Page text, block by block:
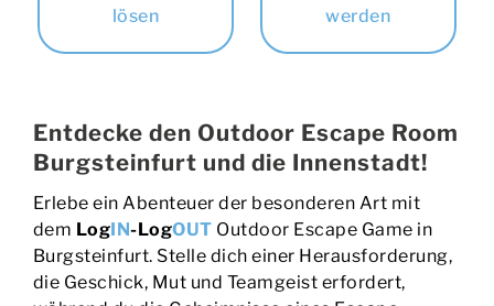
Burgsteinfurt und die Innenstadt!
Erlebe ein Abenteuer der besonderen Art mit
Burgsteinfurt. Stelle dich einer Herausforderung,
die Geschick, Mut und Teamgeist erfordert,
während du die Geheimnisse eines Escape-
Games entdeckst.